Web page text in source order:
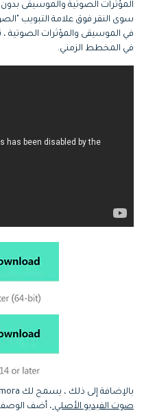
المؤثرات الصوتية والموسيقى
في الموسيقى والمؤثرات الصوتية
في المخطط الزمني.
بالإضافة إلى ذلك ، يسمح لك Filmora
صوت الفيديو الأصلي، أضف الوصف